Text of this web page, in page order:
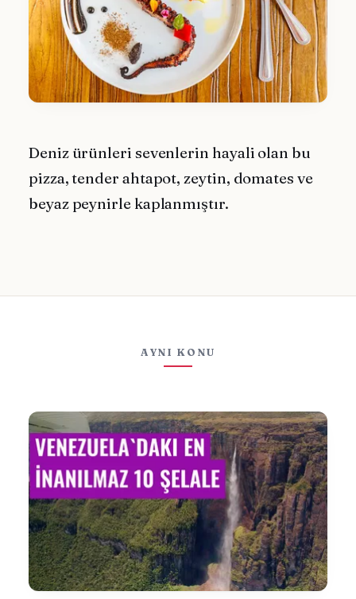
Deniz ürünleri sevenlerin hayali olan bu
pizza, tender ahtapot, zeytin, domates ve
beyaz peynirle kaplanmıştır.
AYNI KONU